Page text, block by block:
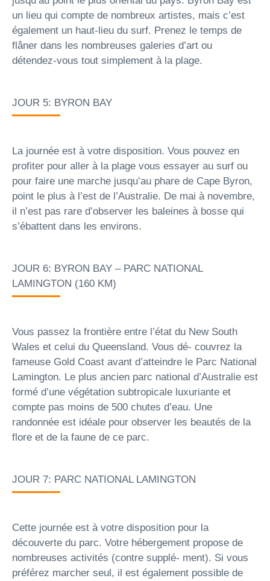
un lieu qui compte de nombreux artistes, mais c’est
également un haut-lieu du surf. Prenez le temps de
flâner dans les nombreuses galeries d’art ou
détendez-vous tout simplement à la plage.
JOUR 5: BYRON BAY
La journée est à votre disposition. Vous pouvez en
profiter pour aller à la plage vous essayer au surf ou
pour faire une marche jusqu’au phare de Cape Byron,
point le plus à l’est de l’Australie. De mai à novembre,
il n’est pas rare d’observer les baleines à bosse qui
s’ébattent dans les environs.
JOUR 6: BYRON BAY – PARC NATIONAL
LAMINGTON (160 KM)
Vous passez la frontière entre l’état du New South
Wales et celui du Queensland. Vous dé- couvrez la
fameuse Gold Coast avant d’atteindre le Parc National
Lamington. Le plus ancien parc national d’Australie est
formé d’une végétation subtropicale luxuriante et
compte pas moins de 500 chutes d’eau. Une
randonnée est idéale pour observer les beautés de la
flore et de la faune de ce parc.
JOUR 7: PARC NATIONAL LAMINGTON
Cette journée est à votre disposition pour la
découverte du parc. Votre hébergement propose de
nombreuses activités (contre supplé- ment). Si vous
préférez marcher seul, il est également possible de